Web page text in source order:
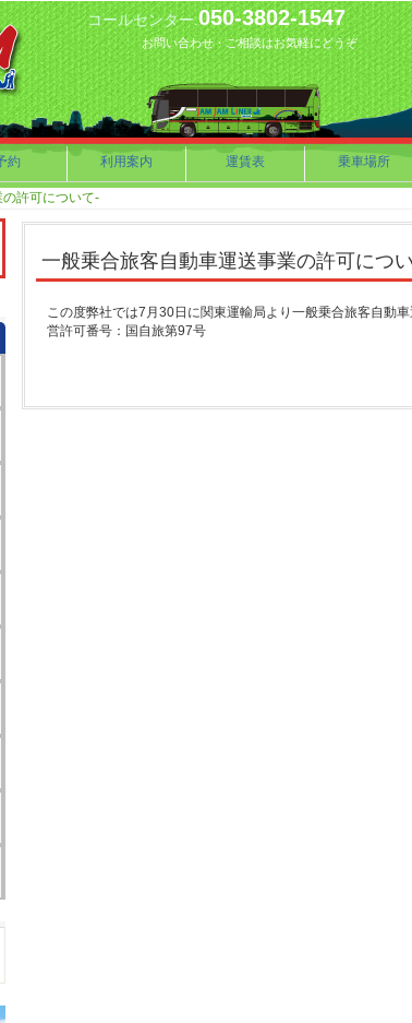
コールセンター.050-3802-1547
お問い合わせ・ご相談はお気軽にどうぞ
約 利用案内 運賃表 乗車場所
許可について-
一般乗合旅客自動車運送事業の許可につ
この度弊社では7月30日に関東運輸局より一般乗合旅客自動
営許可番号：国自旅第97号